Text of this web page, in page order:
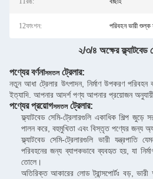
12ফাংশন: পরিবহন ভারী শুল্ক
২/৩/৪ অক্ষের ফ্ল্যাটবেড
পণ্যের বর্ণনাসমতল ট্রেলার:
নতুন আধা ট্রেলার উৎপাদন, নির্মাণ উপকরণ পরিবহন
ইত্যাদি. আপনার আদর্শ পণ্য আপনার প্রয়োজন অনুযায়ী
পণ্যের প্রয়োগসমতল ট্রেলার:
ফ্ল্যাটবেড সেমি-ট্রেলারগুলি একাধিক শিল্প জুড়ে
পালন করে, বহুমুখিতা এবং বিস্তৃত পণ্যের জন্য
ফ্ল্যাটবেড সেমি-ট্রেলারগুলি ভারী
পরিবহনের জন্য ব্যাপকভাবে ব্যবহৃত হয়, যা
তোলে।
অতিরিক্ত আকারের লোড ট্রান্সপোর্টঃ বড়, ভারী